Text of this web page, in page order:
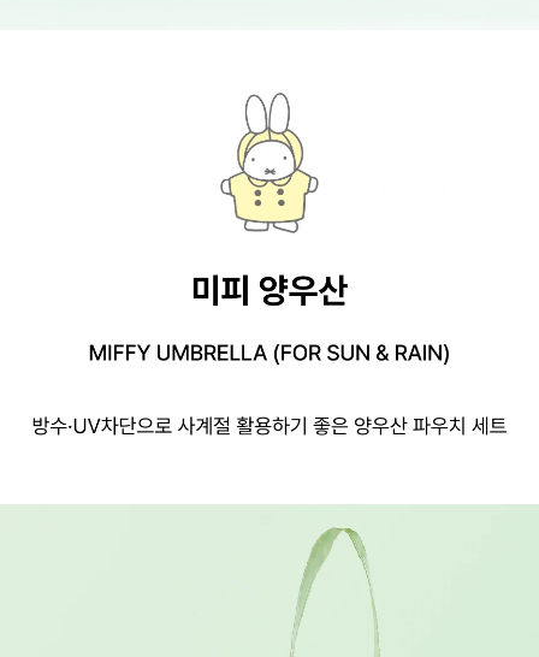
오설록 미피 양우산, MIFFY UMBRELLA (FOR SUN & RAIN)
방수·UV차단으로 사계절 활용하기 좋은 양우산 파우치 세트